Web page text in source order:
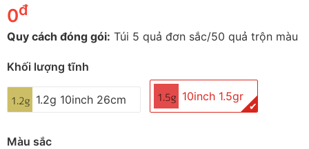
0đ
Quy cách đóng gói: Túi 5 quả đơn sắc/50 quả trộn màu
Khối lượng tĩnh
1.2g 10inch 26cm 10inch 1.5gr
✔
Màu sắc